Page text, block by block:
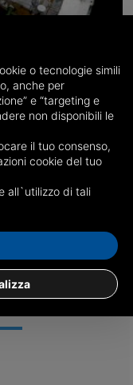
spazio a fine
tipo di
ad essere ospitato sul
essere ritardata a
Virgin Galactic
Attualità
o tecnologie simili
anche per
e “targeting e
non disponibili le
il tuo consenso,
cookie del tuo
all`utilizzo di tali